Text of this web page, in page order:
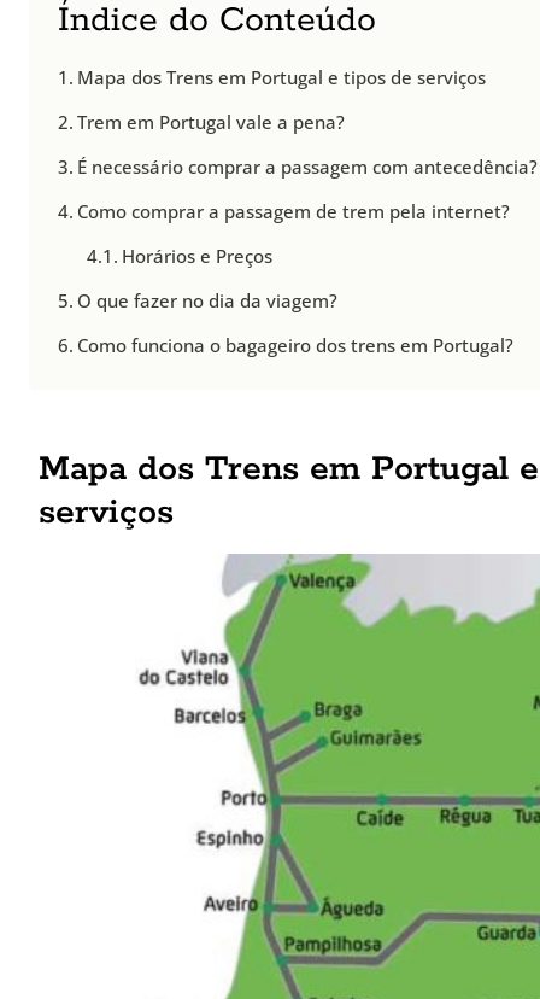
Índice do Conteúdo
Mapa dos Trens em Portugal e tipos de serviços
Trem em Portugal vale a pena?
É necessário comprar a passagem com antecedência?
Como comprar a passagem de trem pela internet?
Horários e Preços
O que fazer no dia da viagem?
Como funciona o bagageiro dos trens em Portugal?
Mapa dos Trens em Portugal
serviços